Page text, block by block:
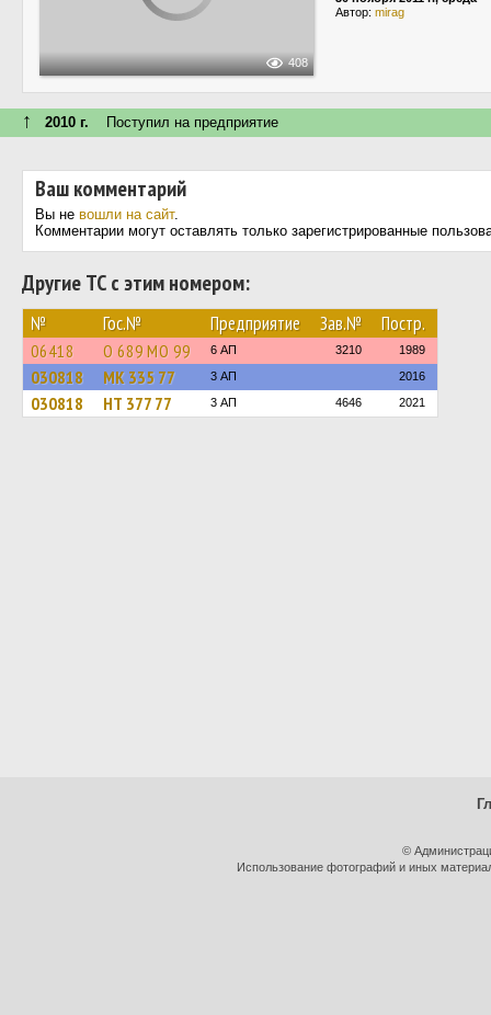
408
Автор: mirag
↑ 2010 г. Поступил на предприятие
Ваш комментарий
Вы не вошли на сайт.
Комментарии могут оставлять только зарегистрированные
Другие ТС с этим номером:
№ Гос.№ Предприятие Зав.№ Постр.
06418 О 689 МО 99 6 АП 3210 1989
030818 МК 335 77 3 АП 2016
030818 НТ 377 77 3 АП 4646 2021
©
Использование фотографий и иных